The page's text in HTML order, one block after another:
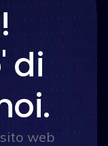
di
web